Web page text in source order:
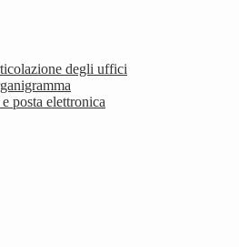
degli uffici
posta elettronica